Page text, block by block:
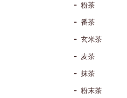
粉茶
番茶
玄米茶
麦茶
抹茶
粉末茶